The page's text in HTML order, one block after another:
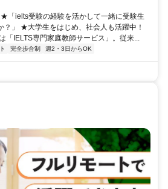
「ielts受験の経験を活かして一緒に受験生
？」 ★大学生をはじめ、社会人も活躍中！
IELTS専門家庭教師サービス」。従来...
完全歩合制 週2・3日からOK